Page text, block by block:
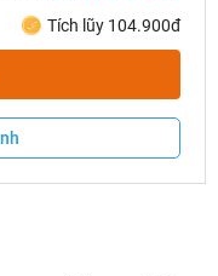
Tích lũy 104.900đ
ƯU ĐÃI NGAY